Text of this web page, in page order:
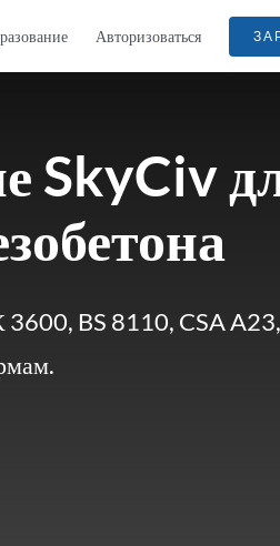
Авторизоваться
SkyCiv
BS 8110, CSA